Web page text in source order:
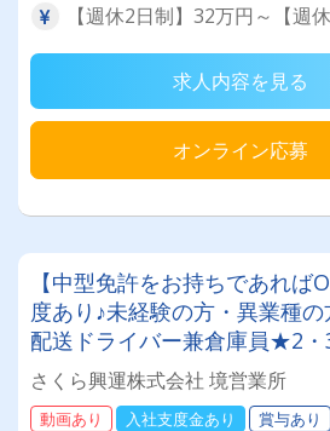
【週休2日制】32万円～【週
求人内容を見る
オンライン応募
【中型免許をお持ちであれば
度あり♪未経験の方・異業種
配送ドライバー兼倉庫員★2・
を募集します！【20代から60
♪】
さくら興運株式会社 境営業所
動画あり 入社支度金あり 賞与あり